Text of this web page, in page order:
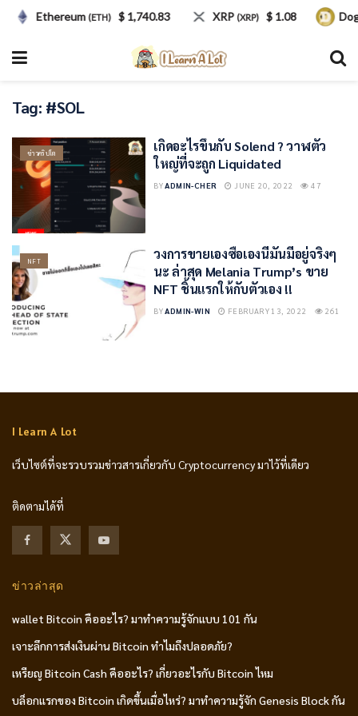
Tag: #SOL
ข่าวคริปโต
เกิดอะไรขึ้นกับ Solend ? วาฬตัว
ใหญ่ที่จะถูก Liquidated
BYADMIN-CHER JUNE 20, 2022 47
NFT
วงการขายเองซื้อเองนี่มันมีอยู่จริงๆ
นะ ล่าสุด Melania Trump’s ขาย
NFT ชิ้นแรกให้กับตัวเอง !!
BY ADMIN-WIN FEBRUARY 13, 2022 261
I Learn A Lot
เว็บไซต์ที่จะรวบรวมข่าวสารเกี่ยวกับ Cryptocurrency มาไว้ที่เดียว
ติดตามได้ที่
ข่าวล่าสุด
wallet Bitcoin คืออะไร? มาทำความรู้จักแบบ 101 กัน
เจาะลึกการส่งเงินผ่าน Bitcoin ทำไมถึงปลอดภัย?
เหรียญ Bitcoin Cash คืออะไร? เกี่ยวอะไรกับ Bitcoin ไหม
บล็อกแรกของ Bitcoin เกิดขึ้นเมื่อไหร่? มาทำความรู้จัก Genesis Block กัน
Ethereum(ETH) $ 1,740.83 XRP(XRP) $ 1.08